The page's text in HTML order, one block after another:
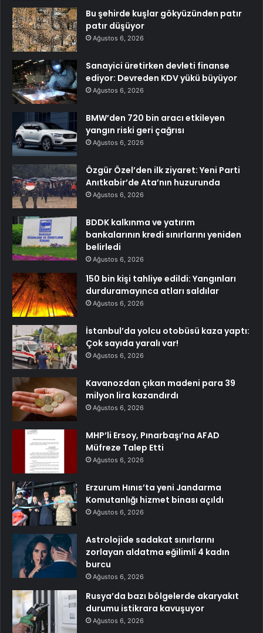
Bu şehirde kuşlar gökyüzünden patır
patır düşüyor
Ağustos 6, 2026
Sanayici üretirken devleti finanse
ediyor: Devreden KDV yükü büyüyor
Ağustos 6, 2026
BMW’den 720 bin aracı etkileyen
yangın riski geri çağrısı
Ağustos 6, 2026
Özgür Özel’den ilk ziyaret: Yeni Parti
Anıtkabir’de Ata’nın huzurunda
Ağustos 6, 2026
BDDK kalkınma ve yatırım
bankalarının kredi sınırlarını yeniden
belirledi
Ağustos 6, 2026
150 bin kişi tahliye edildi: Yangınları
durduramayınca atları saldılar
Ağustos 6, 2026
İstanbul’da yolcu otobüsü kaza yaptı:
Çok sayıda yaralı var!
Ağustos 6, 2026
Kavanozdan çıkan madeni para 39
milyon lira kazandırdı
Ağustos 6, 2026
MHP’li Ersoy, Pınarbaşı’na AFAD
Müfreze Talep Etti
Ağustos 6, 2026
Erzurum Hınıs’ta yeni Jandarma
Komutanlığı hizmet binası açıldı
Ağustos 6, 2026
Astrolojide sadakat sınırlarını
zorlayan aldatma eğilimli 4 kadın
burcu
Ağustos 6, 2026
Rusya’da bazı bölgelerde akaryakıt
durumu istikrara kavuşuyor
Ağustos 6, 2026